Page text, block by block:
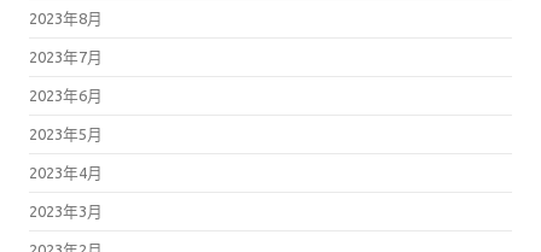
2023年8月
2023年7月
2023年6月
2023年5月
2023年4月
2023年3月